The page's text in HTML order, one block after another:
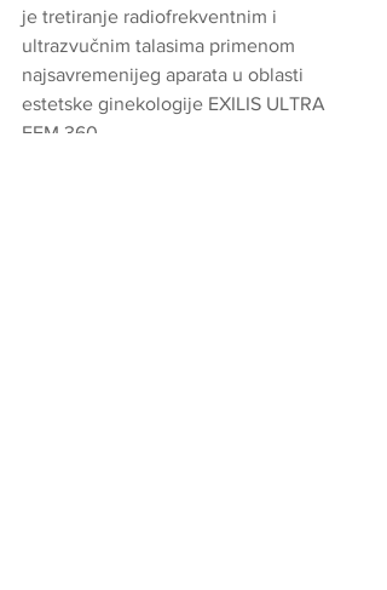
je tretiranje radiofrekventnim i
ultrazvučnim talasima primenom
najsavremenijeg aparata u oblasti
estetske ginekologije EXILIS ULTRA
FEM 360.